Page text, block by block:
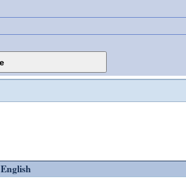
English